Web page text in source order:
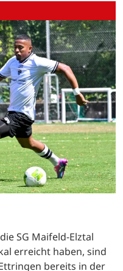
SG Maifeld-Elztal
erreicht haben, sind
bereits in der